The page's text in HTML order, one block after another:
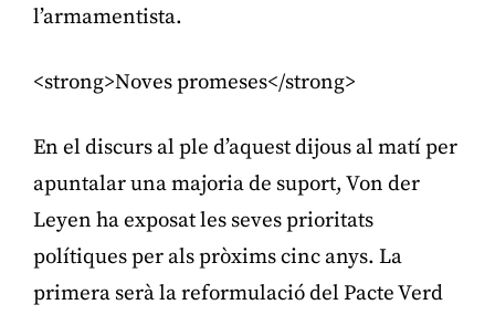
l’armamentista.
<strong>Noves promeses</strong>
En el discurs al ple d’aquest dijous al matí per
apuntalar una majoria de suport, Von der
Leyen ha exposat les seves prioritats
polítiques per als pròxims cinc anys. La
primera serà la reformulació del Pacte Verd